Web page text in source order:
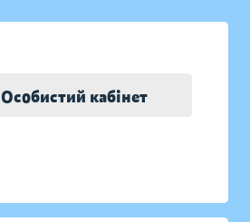
Особистий кабінет